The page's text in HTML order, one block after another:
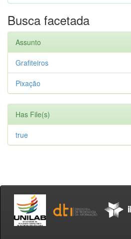
Busca facetada
Assunto
Grafiteiros
Pixação
Has File(s)
true